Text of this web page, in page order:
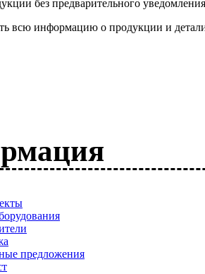
без предварительного
всю информацию о продукции и
предложения